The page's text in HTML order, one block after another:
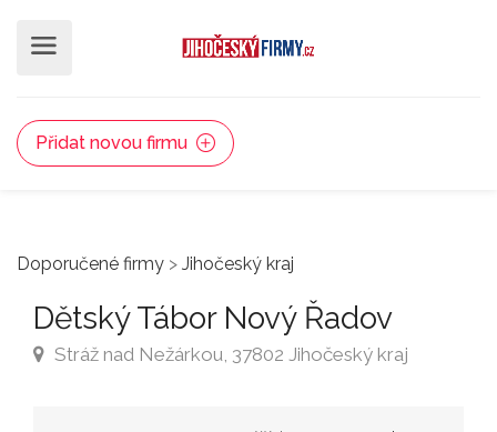
Přidat novou firmu
Doporučené firmy > Jihočeský kraj
Dětský Tábor Nový Řadov
Stráž nad Nežárkou, 37802 Jihočeský kraj